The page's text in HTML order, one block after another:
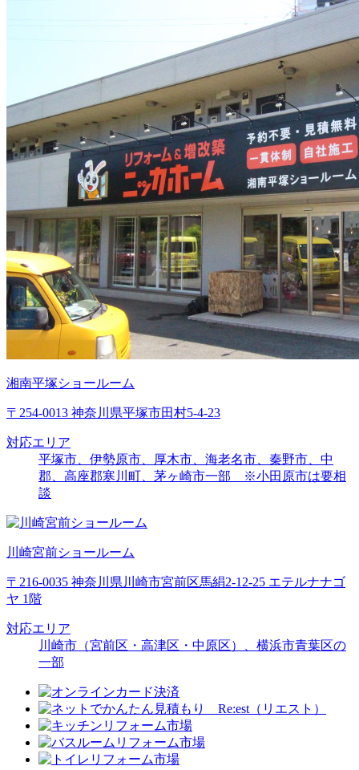
湘南平塚ショールーム
〒254-0013 神奈川県平塚市田村5-4-23
対応エリア
平塚市、伊勢原市、厚木市、海老名市、秦野市、中
郡、高座郡寒川町、茅ヶ崎市一部 ※小田原市は要相
談
川崎宮前ショールーム
〒216-0035 神奈川県川崎市宮前区馬絹2-12-25 エテルナナゴ
ヤ 1階
対応エリア
川崎市（宮前区・高津区・中原区）、横浜市青葉区の
一部